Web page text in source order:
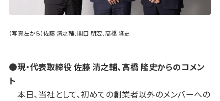
（写真左から）佐藤 清之輔、関口 朋宏、高橋 隆史
●現・代表取締役 佐藤 清之輔、高橋 隆史からのコメン
ト
本日、当社として、初めての創業者以外のメンバーへの